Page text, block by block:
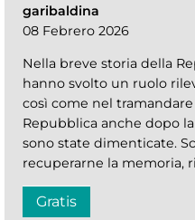
garibaldina
08 Febrero 2026
Nella breve storia della
hanno svolto un ruolo
così come nel
Repubblica anche dopo
sono state dimenticate.
recuperarne la memoria,
Gratis